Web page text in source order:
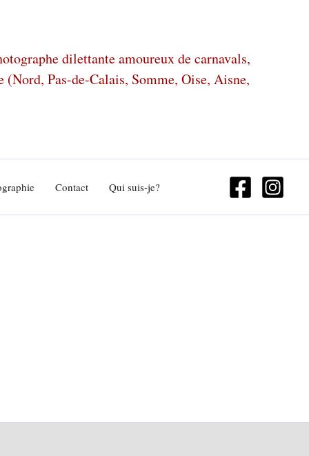
dilettante amoureux de carnavals,
(Nord, Pas-de-Calais, Somme, Oise, Aisne,
Contact Qui suis-je?